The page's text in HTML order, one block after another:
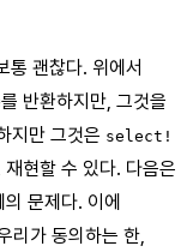
통 괜찮다. 위에서
반환하지만, 그것을
지만 그것은 select!
현할 수 있다. 다음은
의 문제다. 이에
리가 동의하는 한,